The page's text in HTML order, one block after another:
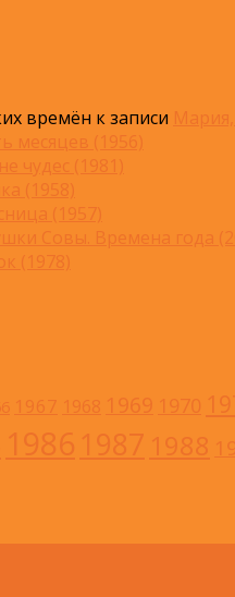
времён к записи
месяцев (1956)
чудес (1981)
(1958)
(1957)
Совы. Времена года
(1978)
1967 1968 1969 1970
1986 1987 1988